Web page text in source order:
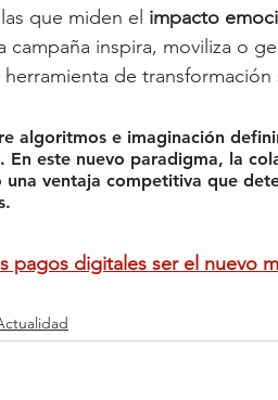
que miden el impacto
campaña inspira, moviliza o
herramienta de
algoritmos e imaginación
En este nuevo paradigma, la
una ventaja competitiva que
pagos digitales ser el nuevo